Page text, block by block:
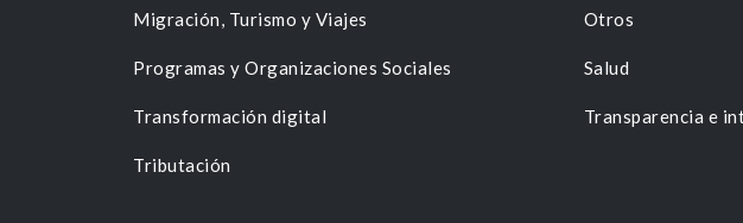
Migración, Turismo y Viajes Otros
Programas y Organizaciones Sociales Salud
Transformación digital Transparencia e
Tributación